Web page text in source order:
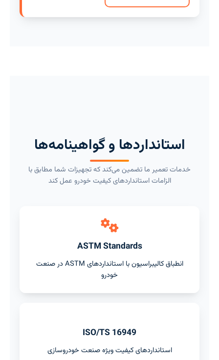
استانداردها و گواهینامه‌ها
خدمات تعمیر ما تضمین می‌کند که تجهیزات شما مطابق با
الزامات استانداردهای کیفیت خودرو عمل کند
ASTM Standards
انطباق کالیبراسیون با استانداردهای ASTM در صنعت
خودرو
ISO/TS 16949
استانداردهای کیفیت ویژه صنعت خودروسازی